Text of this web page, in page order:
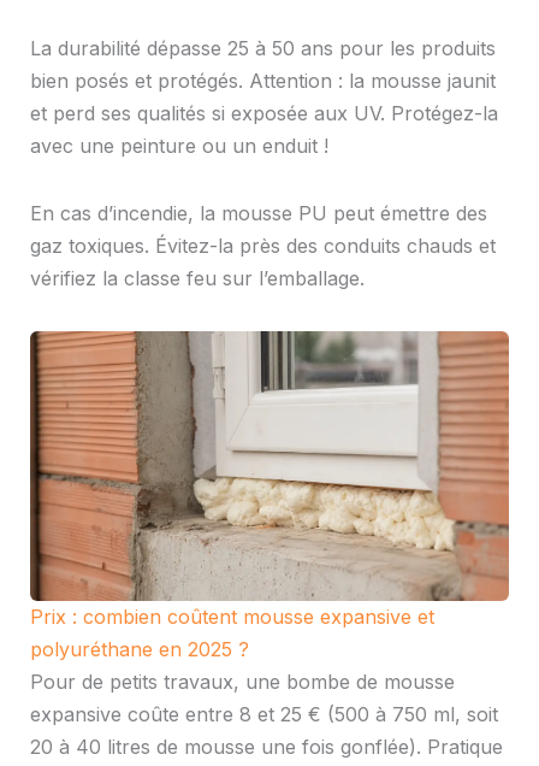
La durabilité dépasse 25 à 50 ans pour les produits
bien posés et protégés. Attention : la mousse jaunit
et perd ses qualités si exposée aux UV. Protégez-la
avec une peinture ou un enduit !
En cas d’incendie, la mousse PU peut émettre des
gaz toxiques. Évitez-la près des conduits chauds et
vérifiez la classe feu sur l’emballage.
Prix : combien coûtent mousse expansive et
polyuréthane en 2025 ?
Pour de petits travaux, une bombe de mousse
expansive coûte entre 8 et 25 € (500 à 750 ml, soit
20 à 40 litres de mousse une fois gonflée). Pratique